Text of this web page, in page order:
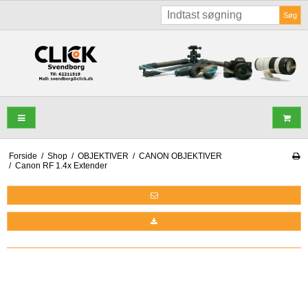
Søg
Forside / Shop / OBJEKTIVER / CANON OBJEKTIVER
/ Canon RF 1.4x Extender